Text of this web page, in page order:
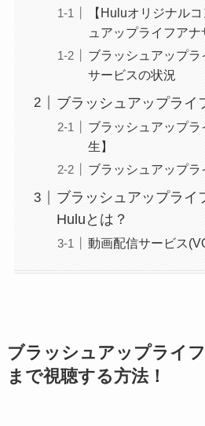
【Huluオリジナル
ュアップライフア
ブラッシュアップ
サービスの状況
ブラッシュアップライ
ブラッシュアップ
生】
ブラッシュアップラ
ブラッシュアップライ
Huluとは？
動画配信サービス
ブラッシュアップライ
まで視聴する方法！